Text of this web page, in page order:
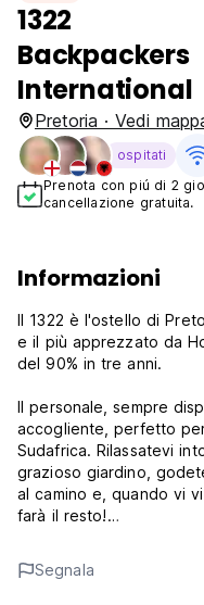
1322
Backpackers
International
Pretoria · Vedi
ospitati
Prenota con piú di 2
cancellazione gratuita.
Informazioni
Il 1322 è l'ostello di
e il più apprezzato da
del 90% in tre anni.
Il personale, sempre
accogliente, perfetto
Sudafrica. Rilassatevi
grazioso giardino,
al camino e, quando vi
farà il resto!
L'ostello è pulito, le
ci sono ventilatori in
Segnala